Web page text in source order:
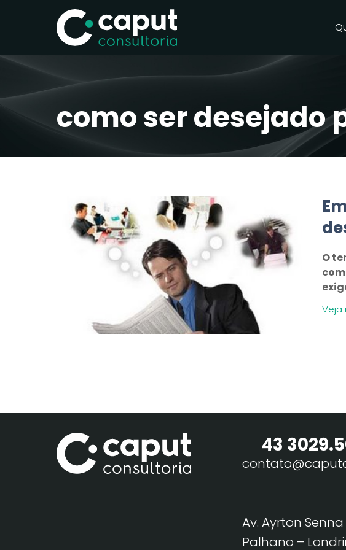
como ser desejado
O
Veja
43
Av. Ayrton
Palhano –